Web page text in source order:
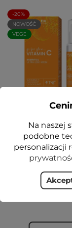
-20%
NOWOŚĆ
VEGE
ESSENTIAL
krem na dzień i
ml -
35,99 zł
Dodaj do
Na naszej
podobne
personalizacji